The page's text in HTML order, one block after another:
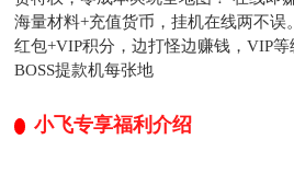
海量材料+充值货币，挂机在线两不误
红包+VIP积分，边打怪边赚钱，VIP等
BOSS提款机​ 每张地
小飞专享福利介绍